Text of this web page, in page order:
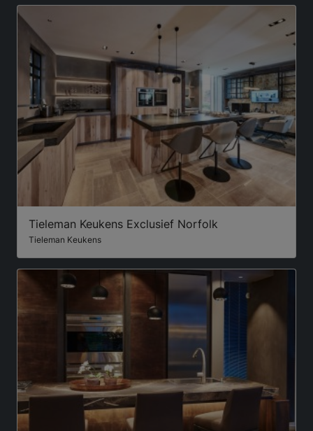
Tieleman Keukens Exclusief Norfolk
Tieleman Keukens